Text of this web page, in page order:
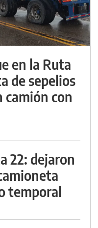
en la Ruta
de sepelios
con
22: dejaron
temporal